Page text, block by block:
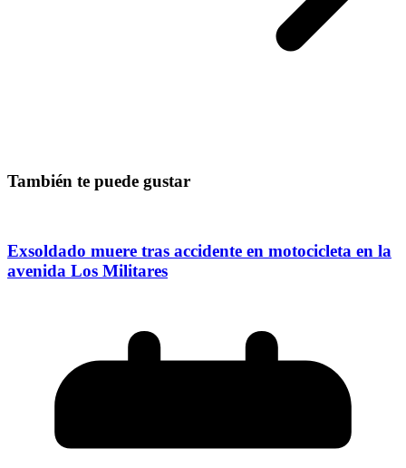
También te puede gustar
Exsoldado muere tras accidente en motocicleta en la
avenida Los Militares